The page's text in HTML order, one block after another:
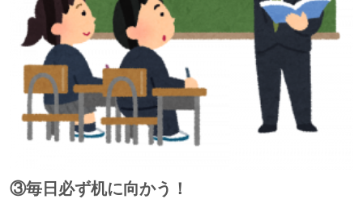
③毎日必ず机に向かう！